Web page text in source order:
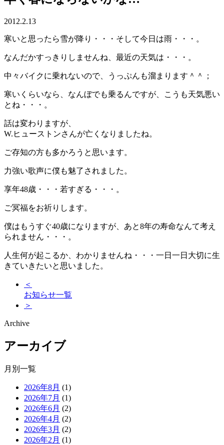
2012.2.13
寒いと思ったら雪が降り・・・そして今日は雨・・・。
なんだかすっきりしませんね、最近の天気は・・・。
中々バイクに乗れないので、うっぷんも溜まります＾＾；
寒いくらいなら、なんぼでも乗るんですが、こうも天気悪い
とね・・・。
話は変わりますが、
W.ヒューストンさんが亡くなりましたね。
ご存知の方も多かろうと思います。
力強い歌声に僕も魅了されました。
享年48歳・・・若すぎる・・・。
ご冥福をお祈りします。
僕はもうすぐ40歳になりますが、あと8年の寿命なんて考え
られません・・・。
人生何が起こるか、わかりませんね・・・一日一日大切に生
きていきたいと思いました。
＜
お知らせ一覧
＞
Archive
アーカイブ
月別一覧
2026年8月 (1)
2026年7月 (1)
2026年6月 (2)
2026年4月 (2)
2026年3月 (2)
2026年2月 (1)